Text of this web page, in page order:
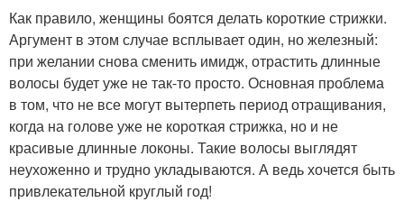
Как правило, женщины боятся делать короткие стрижки.
Аргумент в этом случае всплывает один, но железный:
при желании снова сменить имидж, отрастить длинные
волосы будет уже не так-то просто. Основная проблема
в том, что не все могут вытерпеть период отращивания,
когда на голове уже не короткая стрижка, но и не
красивые длинные локоны. Такие волосы выглядят
неухоженно и трудно укладываются. А ведь хочется быть
привлекательной круглый год!